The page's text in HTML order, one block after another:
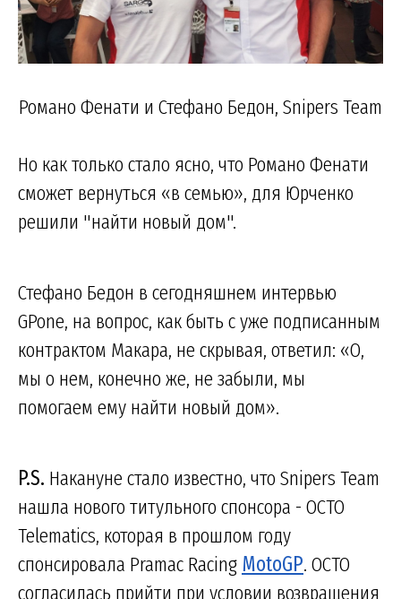
Романо Фенати и Стефано Бедон, Snipers Team
Но как только стало ясно, что Романо Фенати
сможет вернуться «в семью», для Юрченко
решили "найти новый дом".
Стефано Бедон в сегодняшнем интервью
GPone, на вопрос, как быть с уже подписанным
контрактом Макара, не скрывая, ответил: «О,
мы о нем, конечно же, не забыли, мы
помогаем ему найти новый дом».
P.S. Накануне стало известно, что Snipers Team
нашла нового титульного спонсора - OCTO
Telematics, которая в прошлом году
спонсировала Pramac Racing MotoGP. OCTO
согласилась прийти при условии возвращения